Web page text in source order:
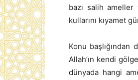
bazı salih
kullarını kıyamet
Konu başlığından
Allah’ın kendi
dünyada hangi